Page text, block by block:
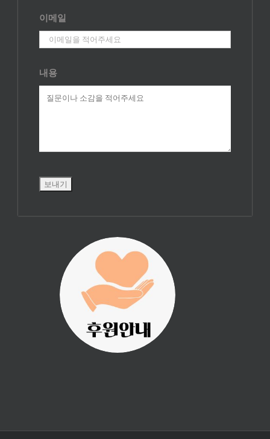
이메일
내용
진리횃불 사역은
여러분의 후원으
로 이루어집니다.